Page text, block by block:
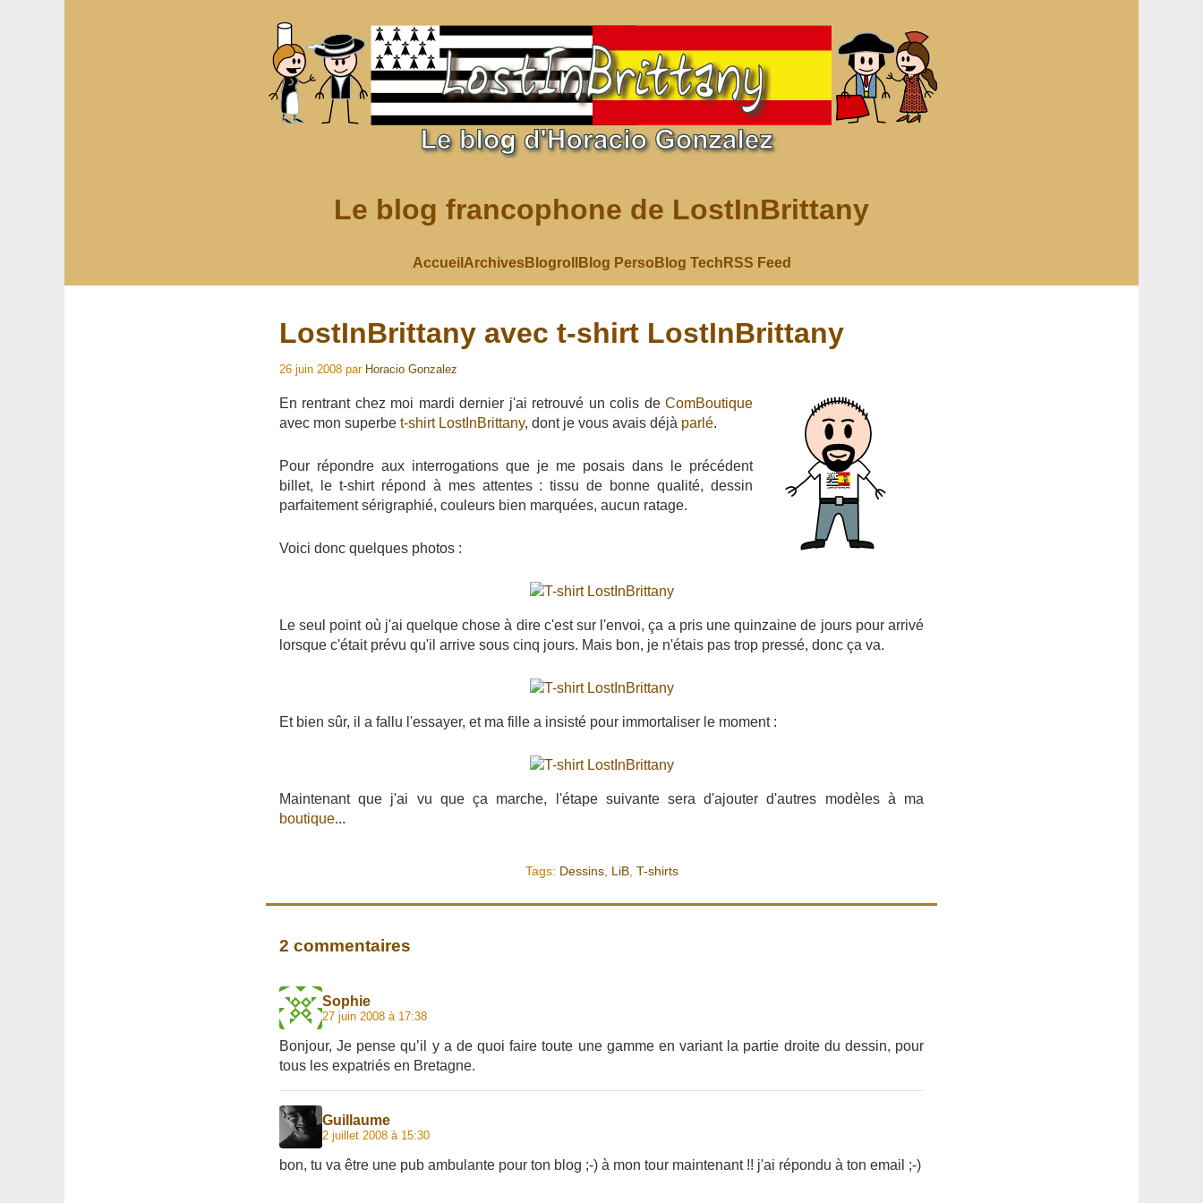
Le blog francophone de LostInBrittany
Accueil ArchivesBlogroll Blog Perso Blog Tech RSS Feed
LostInBrittany avec t-shirt LostInBrittany
26 juin 2008 par Horacio Gonzalez
En rentrant chez moi mardi dernier j'ai retrouvé un colis de ComBoutique
avec mon superbe t-shirt LostInBrittany, dont je vous avais déjà parlé.
Pour répondre aux interrogations que je me posais dans le précédent
billet, le t-shirt répond à mes attentes : tissu de bonne qualité, dessin
parfaitement sérigraphié, couleurs bien marquées, aucun ratage.
Voici donc quelques photos :
Le seul point où j'ai quelque chose à dire c'est sur l'envoi, ça a pris une quinzaine de jours pour arrivé
lorsque c'était prévu qu'il arrive sous cinq jours. Mais bon, je n'étais pas trop pressé, donc ça va.
Et bien sûr, il a fallu l'essayer, et ma fille a insisté pour immortaliser le moment :
Maintenant que j'ai vu que ça marche, l'étape suivante sera d'ajouter d'autres modèles à ma
boutique...
Tags: Dessins, LiB, T-shirts
2 commentaires
Sophie
27 juin 2008 à 17:38
Bonjour, Je pense qu’il y a de quoi faire toute une gamme en variant la partie droite du dessin, pour
tous les expatriés en Bretagne.
Guillaume
2 juillet 2008 à 15:30
bon, tu va être une pub ambulante pour ton blog ;-) à mon tour maintenant !! j'ai répondu à ton email ;-)